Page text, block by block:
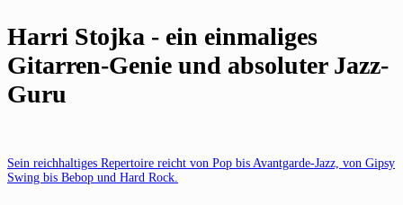
Harri Stojka - ein einmaliges
Gitarren-Genie und absoluter Jazz-
Guru
Sein reichhaltiges Repertoire reicht von Pop bis Avantgarde-Jazz, von Gipsy
Swing bis Bebop und Hard Rock.